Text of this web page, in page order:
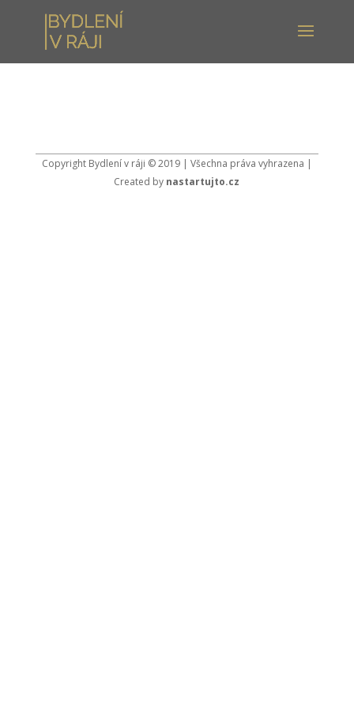
Copyright Bydlení v ráji © 2019 | Všechna práva vyhrazena |
Created by nastartujto.cz